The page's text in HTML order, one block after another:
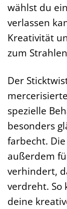
wählst du
verlassen
Kreativität
zum
Der
spezielle
besonders
farbecht.
außerdem
verhindert,
verdreht. So
deine